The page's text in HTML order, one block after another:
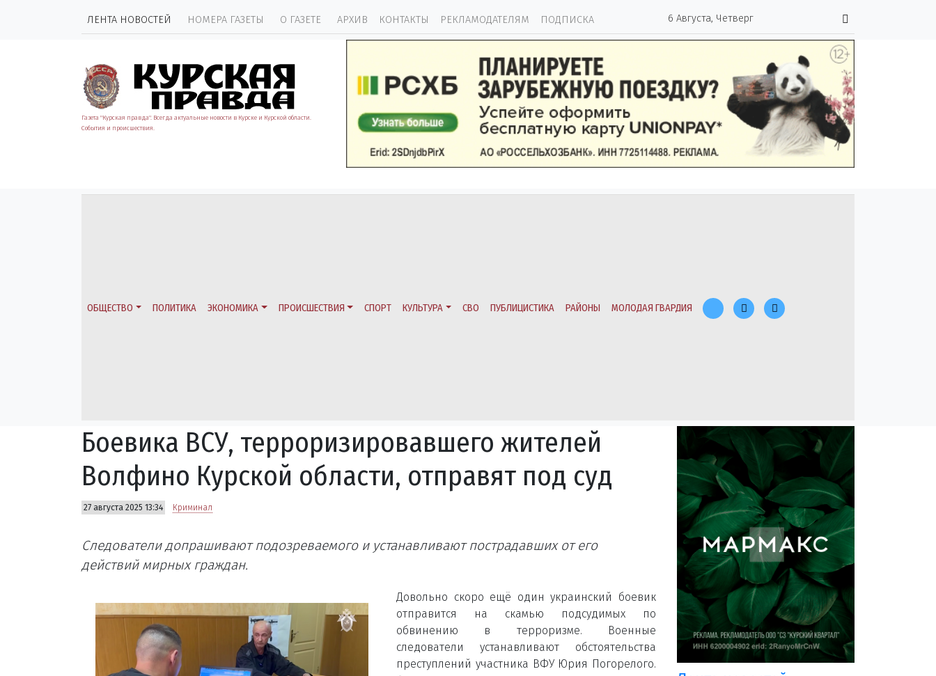
ЛЕНТА НОВОСТЕЙ НОМЕРА ГАЗЕТЫ О ГАЗЕТЕ АРХИВ КОНТАКТЫ РЕКЛАМОДАТЕЛЯМ ПОДПИСКА 6 Августа, Четверг
Газета "Курская правда". Всегда актуальные новости в Курске и Курской области.
События и происшествия.
ОБЩЕСТВО ПОЛИТИКА ЭКОНОМИКА ПРОИСШЕСТВИЯ СПОРТ КУЛЬТУРА СВО ПУБЛИЦИСТИКА РАЙОНЫ МОЛОДАЯ ГВАРДИЯ
Боевика ВСУ, терроризировавшего жителей
Волфино Курской области, отправят под суд
27 августа 2025 13:34 Криминал
Следователи допрашивают подозреваемого и устанавливают пострадавших от его
действий мирных граждан.
Довольно скоро ещё один украинский боевик
отправится на скамью подсудимых по
обвинению в терроризме. Военные
следователи устанавливают обстоятельства
преступлений участника ВФУ Юрия Погорелого.